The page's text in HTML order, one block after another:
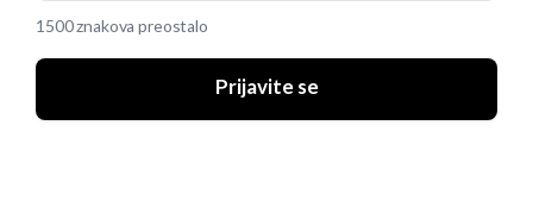
1500 znakova preostalo
Prijavite se